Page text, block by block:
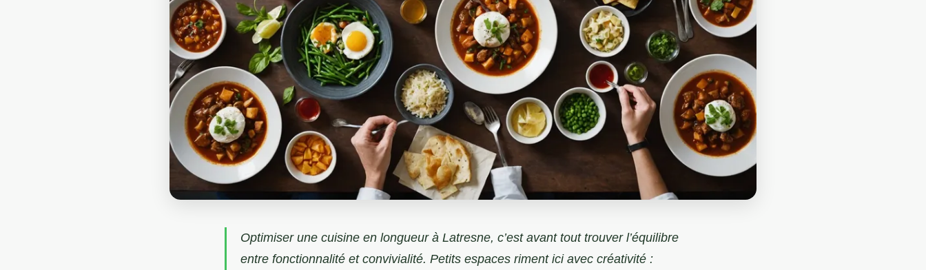
Optimiser une cuisine en longueur à Latresne, c’est avant tout trouver l’équilibre
entre fonctionnalité et convivialité. Petits espaces riment ici avec créativité :